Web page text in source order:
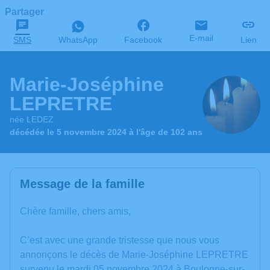
Partager
SMS WhatsApp Facebook E-mail Lien
Marie-Joséphine
LEPRETRE
née LEDEZ
décédée le 5 novembre 2024 à l'âge de 102 ans
Message de la famille
Chère famille, chers amis,
C’est avec une grande tristesse que nous vous
annonçons le décès de Marie-Joséphine LEPRETRE